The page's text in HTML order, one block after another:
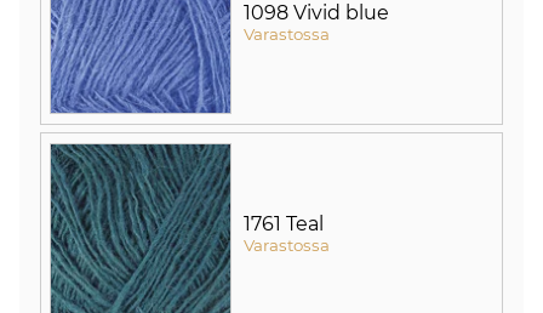
1098 Vivid blue
Varastossa
1761 Teal
Varastossa